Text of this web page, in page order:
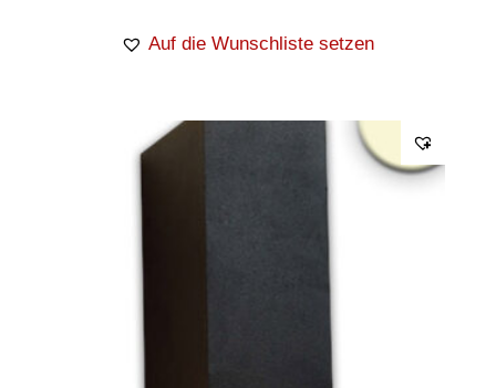
Auf die Wunschliste setzen